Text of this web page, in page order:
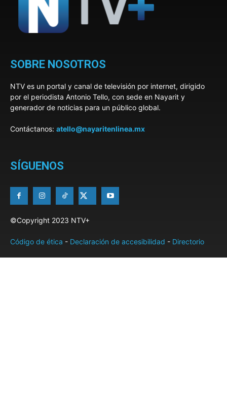
SOBRE NOSOTROS
NTV es un portal y canal de televisión por internet, dirigido
por el periodista Antonio Tello, con sede en Nayarit y
generador de noticias para un público global.
Contáctanos: atello@nayaritenlinea.mx
SÍGUENOS
©Copyright 2023 NTV+
Código de ética - Declaración de accesibilidad - Directorio